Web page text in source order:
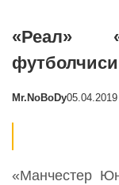
«Реал»
Mr.NoBoDy
«Манчестер